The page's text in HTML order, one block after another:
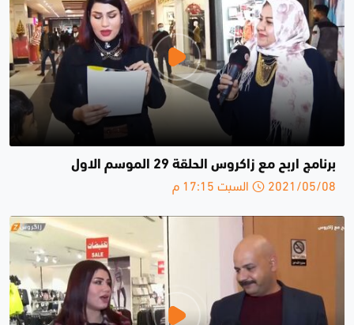
برنامج اربح مع زاكروس الحلقة 29 الموسم الاول
2021/05/08 السبت 17:15 م